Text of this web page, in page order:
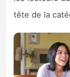
Guides
tête de la